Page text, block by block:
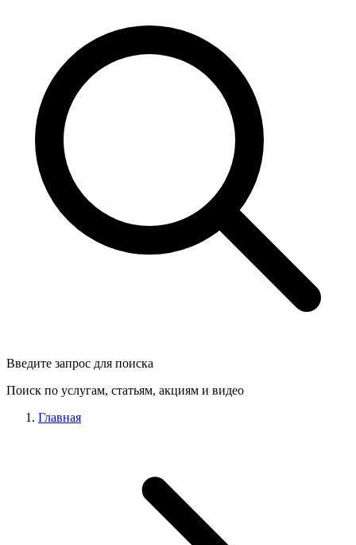
Введите запрос для поиска
Поиск по услугам, статьям, акциям и видео
Главная